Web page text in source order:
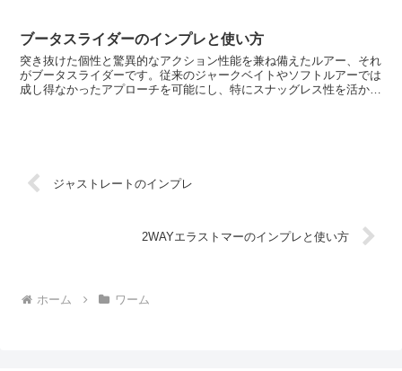
ブータスライダーのインプレと使い方
突き抜けた個性と驚異的なアクション性能を兼ね備えたルアー、それ
がブータスライダーです。従来のジャークベイトやソフトルアーでは
成し得なかったアプローチを可能にし、特にスナッグレス性を活かし
ジャストレートのインプレ
2WAYエラストマーのインプレと使い方
ホーム ワーム